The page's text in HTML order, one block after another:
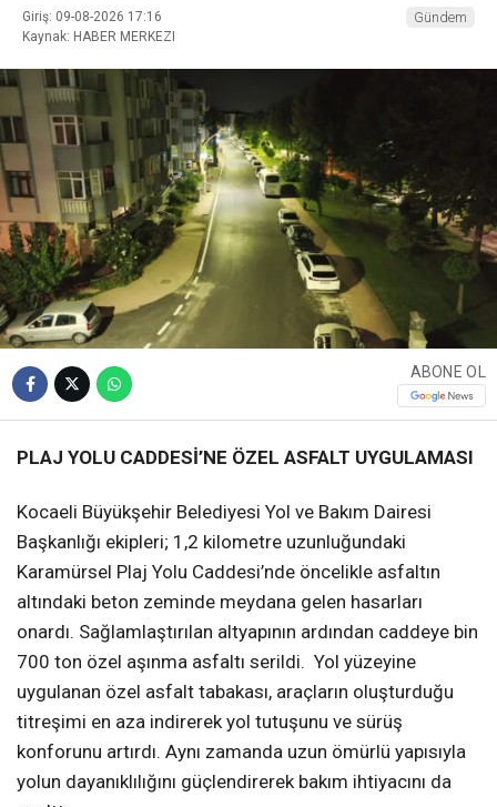
Giriş: 09-08-2026 17:16
Kaynak: HABER MERKEZI
Gündem
ABONE OL
PLAJ YOLU CADDESİ’NE ÖZEL ASFALT UYGULAMASI
Kocaeli Büyükşehir Belediyesi Yol ve Bakım Dairesi
Başkanlığı ekipleri; 1,2 kilometre uzunluğundaki
Karamürsel Plaj Yolu Caddesi’nde öncelikle asfaltın
altındaki beton zeminde meydana gelen hasarları
onardı. Sağlamlaştırılan altyapının ardından caddeye bin
700 ton özel aşınma asfaltı serildi. Yol yüzeyine
uygulanan özel asfalt tabakası, araçların oluşturduğu
titreşimi en aza indirerek yol tutuşunu ve sürüş
konforunu artırdı. Aynı zamanda uzun ömürlü yapısıyla
yolun dayanıklılığını güçlendirerek bakım ihtiyacını da